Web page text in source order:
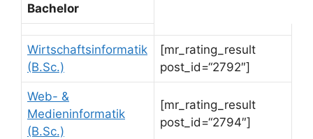
Bachelor
Wirtschaftsinformatik
(B.Sc.)
[mr_rating_result
post_id=“2792″]
Web- &
Medieninformatik
(B.Sc.)
[mr_rating_result
post_id=“2794″]